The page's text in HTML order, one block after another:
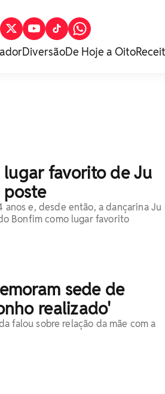
DiversãoDe Hoje a Oito
favorito de Ju
poste
e, desde então, a dançarina Ju
Bonfim como lugar favorito
sede de
realizado'
falou sobre relação da mãe com a